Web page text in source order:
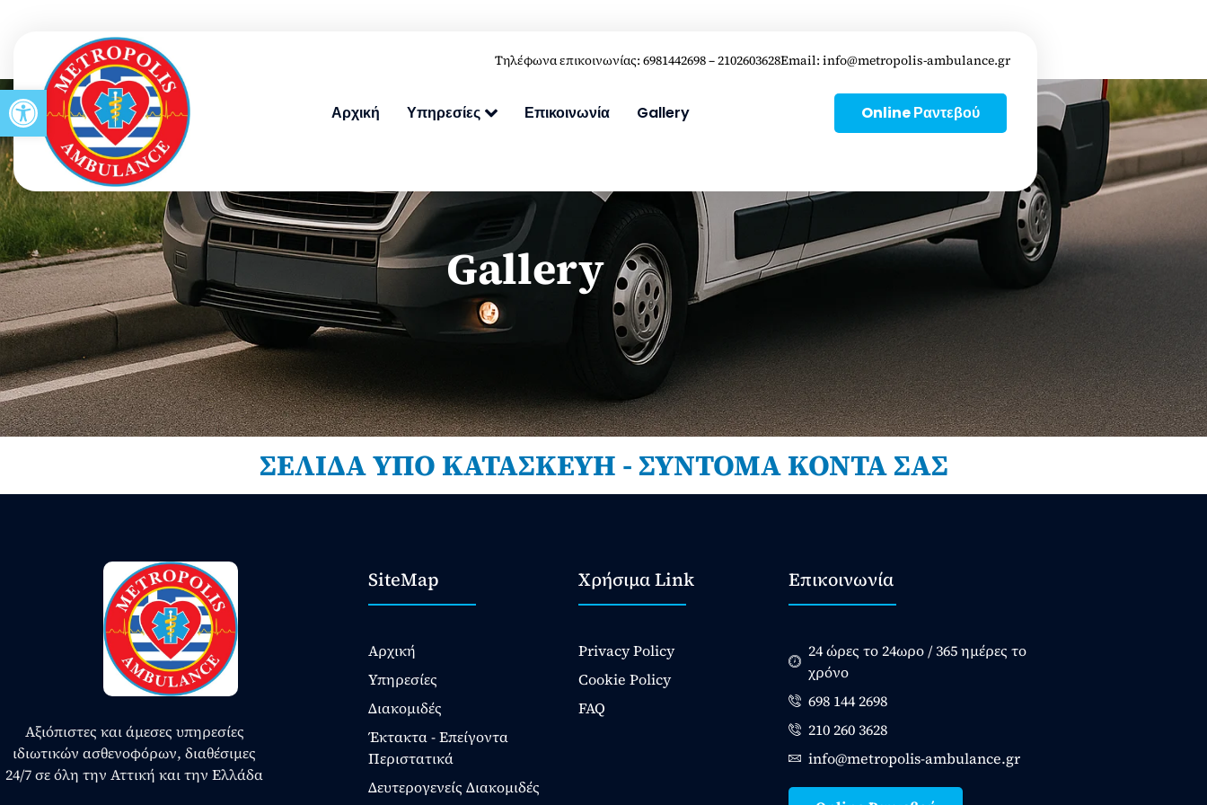
Open toolbar
Τηλέφωνα επικοινωνίας: 6981442698–2102603628Email: info@metropolis-ambulance.gr
Αρχική Υπηρεσίες Επικοινωνία Gallery Online Ραντεβού
Gallery
ΣΕΛΙΔΑ ΥΠΟ ΚΑΤΑΣΚΕΥΗ - ΣΥΝΤΟΜΑ ΚΟΝΤΑ ΣΑΣ
Αξιόπιστες και άμεσες υπηρεσίες
ιδιωτικών ασθενοφόρων, διαθέσιμες
24/7 σε όλη την Αττική και την Ελλάδα
SiteMap
Αρχική
Υπηρεσίες
Διακομιδές
Έκτακτα - Επείγοντα
Περιστατικά
Δευτερογενείς Διακομιδές
Χρήσιμα Link
Privacy Policy
Cookie Policy
FAQ
Επικοινωνία
24 ώρες το 24ωρο / 365 ημέρες το
χρόνο
698 144 2698
210 260 3628
info@metropolis-ambulance.gr